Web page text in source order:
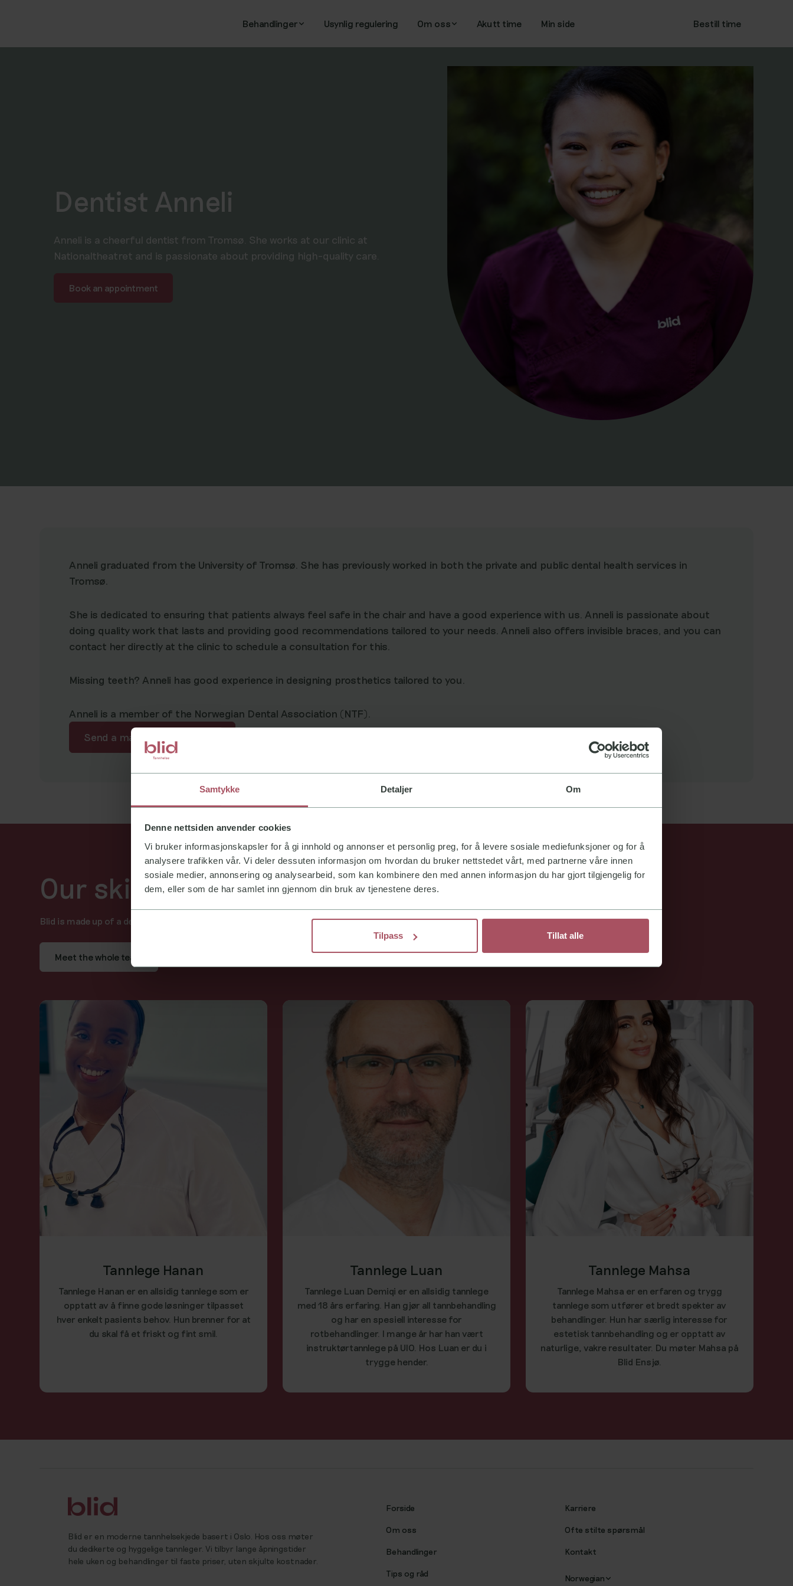
Samtykke Detaljer Om
Denne nettsiden anvender cookies
Vi bruker informasjonskapsler for å gi innhold og annonser et personlig preg, for å levere sosiale mediefunksjoner og for å
analysere trafikken vår. Vi deler dessuten informasjon om hvordan du bruker nettstedet vårt, med partnerne våre innen
sosiale medier, annonsering og analysearbeid, som kan kombinere den med annen informasjon du har gjort tilgjengelig for
dem, eller som de har samlet inn gjennom din bruk av tjenestene deres.
Tilpass Tillat alle
Behandlinger Usynlig regulering Om oss Akutt time Min side Bestill time
Dentist Anneli
Anneli is a cheerful dentist from Tromsø. She works at our clinic at
Nationaltheatret and is passionate about providing high-quality care.
Book an appointment
Anneli graduated from the University of Tromsø. She has previously worked in both the private and public dental health services in
Tromsø.
She is dedicated to ensuring that patients always feel safe in the chair and have a good experience with us. Anneli is passionate about
doing quality work that lasts and providing good recommendations tailored to your needs. Anneli also offers invisible braces, and you can
contact her directly at the clinic to schedule a consultation for this.
Missing teeth? Anneli has good experience in designing prosthetics tailored to you.
Anneli is a member of the Norwegian Dental Association (NTF).
Send a mail to Dentist Anneli
Our skilled dental health team
Blid is made up of a dedicated and skilled dental care team consisting of experienced dentists, specialists, and dental hygienists.
Meet the whole team
Tannlege Hanan
Tannlege Hanan er en allsidig tannlege som er
opptatt av å finne gode løsninger tilpasset
hver enkelt pasients behov. Hun brenner for at
du skal få et friskt og fint smil.
Tannlege Luan
Tannlege Luan Demiqi er en allsidig tannlege
med 18 års erfaring. Han gjør all tannbehandling
og har en spesiell interesse for
rotbehandlinger. I mange år har han vært
instruktørtannlege på UIO. Hos Luan er du i
trygge hender.
Tannlege Mahsa
Tannlege Mahsa er en erfaren og trygg
tannlege som utfører et bredt spekter av
behandlinger. Hun har særlig interesse for
estetisk tannbehandling og er opptatt av
naturlige, vakre resultater. Du møter Mahsa på
Blid Ensjø.
Blid er en moderne tannhelsekjede basert i Oslo. Hos oss møter
du dedikerte og hyggelige tannleger. Vi tilbyr lange åpningstider
hele uken og behandlinger til faste priser, uten skjulte kostnader.
Forside
Om oss
Behandlinger
Tips og råd
Karriere
Ofte stilte spørsmål
Kontakt
Norwegian